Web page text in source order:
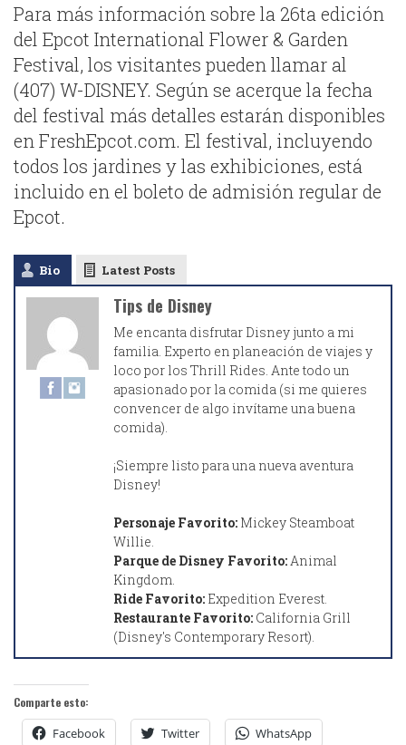
Para más información sobre la 26ta edición
del Epcot International Flower & Garden
Festival, los visitantes pueden llamar al
(407) W-DISNEY. Según se acerque la fecha
del festival más detalles estarán disponibles
en FreshEpcot.com. El festival, incluyendo
todos los jardines y las exhibiciones, está
incluido en el boleto de admisión regular de
Epcot.
Bio Latest Posts
Tips de Disney
Me encanta disfrutar Disney junto a mi
familia. Experto en planeación de viajes y
loco por los Thrill Rides. Ante todo un
apasionado por la comida (si me quieres
convencer de algo invítame una buena
comida).
¡Siempre listo para una nueva aventura
Disney!
Personaje Favorito: Mickey Steamboat
Willie.
Parque de Disney Favorito: Animal
Kingdom.
Ride Favorito: Expedition Everest.
Restaurante Favorito: California Grill
(Disney's Contemporary Resort).
Comparte esto:
Facebook Twitter WhatsApp